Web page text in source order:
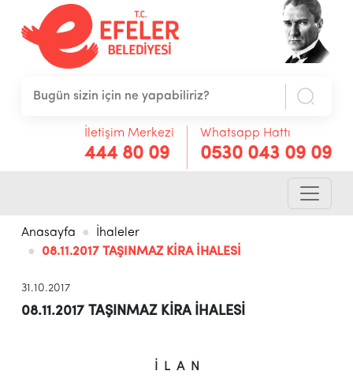
İletişim Merkezi
444 80 09
Whatsapp Hattı
0530 043 09 09
Anasayfa
İhaleler
08.11.2017 TAŞINMAZ KİRA İHALESİ
31.10.2017
08.11.2017 TAŞINMAZ KİRA İHALESİ
İ L A N